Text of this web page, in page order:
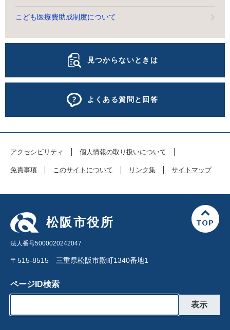
こども医療費助成制度について
見つからないときは
よくある質問と回答
アクセシビリティ 個人情報の取り扱いについて
免責事項 このサイトについて リンク集 サイトマップ
松阪市役所
法人番号5000020242047
〒515-8515 三重県松阪市殿町1340番地1
ページID検索